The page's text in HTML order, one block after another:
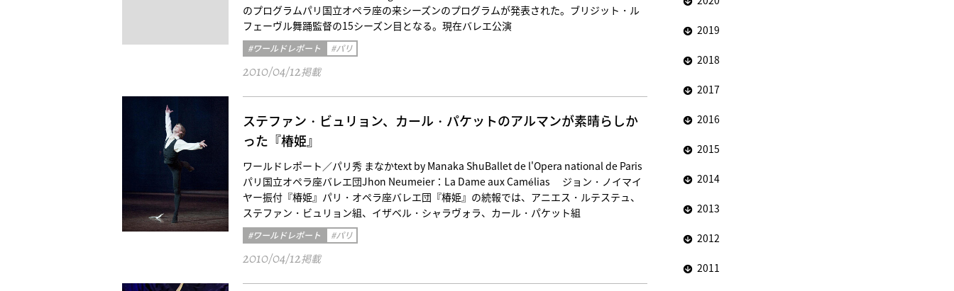
のプログラムパリ国立オペラ座の来シーズンのプログラムが発表された。ブリジット・ル
フェーヴル舞踊監督の15シーズン目となる。現在バレエ公演
#ワールドレポート #パリ
2010/04/12掲載
ステファン・ビュリョン、カール・パケットのアルマンが素晴らしか
った『椿姫』
ワールドレポート／パリ秀 まなかtext by Manaka ShuBallet de l'Opera national de Paris
パリ国立オペラ座バレエ団Jhon Neumeier：La Dame aux Camélias ジョン・ノイマイ
ヤー振付『椿姫』パリ・オペラ座バレエ団『椿姫』の続報では、アニエス・ルテステュ、
ステファン・ビュリョン組、イザベル・シャラヴォラ、カール・パケット組
#ワールドレポート #パリ
2010/04/12掲載
2019
2018
2017
2016
2015
2014
2013
2012
2011